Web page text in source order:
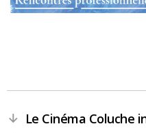
← Le Cinéma Coluche